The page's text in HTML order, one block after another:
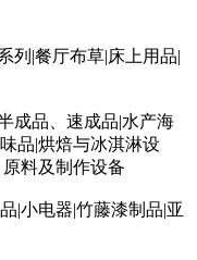
|餐厅布草|床上用品|
品、速成品|水产海
品|烘焙与冰淇淋设
料及制作设备
小电器|竹藤漆制品|亚